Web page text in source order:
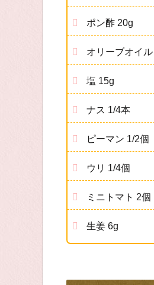
ポン酢 20g
オリーブオイ
塩 15g
ナス 1/4本
ピーマン 1/2個
ウリ 1/4個
ミニトマト 2個
生姜 6g